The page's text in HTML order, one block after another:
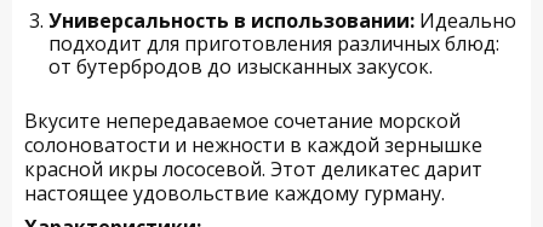
Универсальность в использовании: Идеально
подходит для приготовления различных блюд:
от бутербродов до изысканных закусок.
Вкусите непередаваемое сочетание морской
солоноватости и нежности в каждой зернышке
красной икры лососевой. Этот деликатес дарит
настоящее удовольствие каждому гурману.